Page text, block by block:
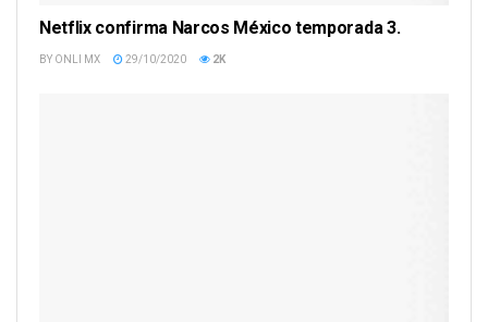
Netflix confirma Narcos México temporada 3.
BY ONLI MX 29/10/2020 2K